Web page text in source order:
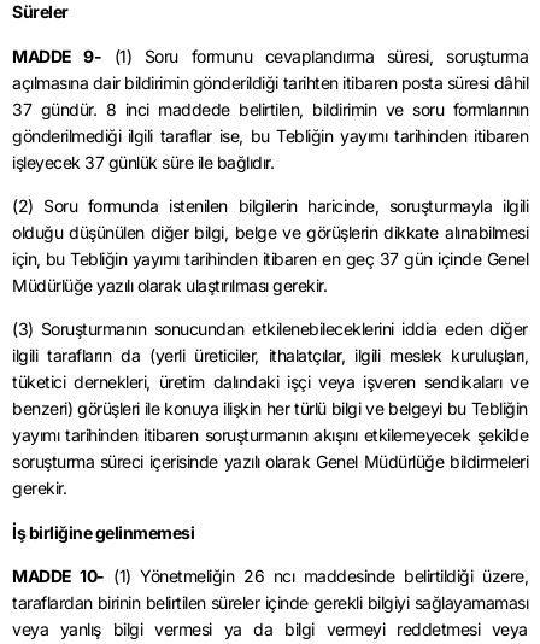
Süreler
MADDE 9- (1) Soru formunu cevaplandırma süresi, soruşturma
açılmasına dair bildirimin gönderildiği tarihten itibaren posta süresi dâhil
37 gündür. 8 inci maddede belirtilen, bildirimin ve soru formlarının
gönderilmediği ilgili taraflar ise, bu Tebliğin yayımı tarihinden itibaren
işleyecek 37 günlük süre ile bağlıdır.
(2) Soru formunda istenilen bilgilerin haricinde, soruşturmayla ilgili
olduğu düşünülen diğer bilgi, belge ve görüşlerin dikkate alınabilmesi
için, bu Tebliğin yayımı tarihinden itibaren en geç 37 gün içinde Genel
Müdürlüğe yazılı olarak ulaştırılması gerekir.
(3) Soruşturmanın sonucundan etkilenebileceklerini iddia eden diğer
ilgili tarafların da (yerli üreticiler, ithalatçılar, ilgili meslek kuruluşları,
tüketici dernekleri, üretim dalındaki işçi veya işveren sendikaları ve
benzeri) görüşleri ile konuya ilişkin her türlü bilgi ve belgeyi bu Tebliğin
yayımı tarihinden itibaren soruşturmanın akışını etkilemeyecek şekilde
soruşturma süreci içerisinde yazılı olarak Genel Müdürlüğe bildirmeleri
gerekir.
İş birliğine gelinmemesi
MADDE 10- (1) Yönetmeliğin 26 ncı maddesinde belirtildiği üzere,
taraflardan birinin belirtilen süreler içinde gerekli bilgiyi sağlayamaması
veya yanlış bilgi vermesi ya da bilgi vermeyi reddetmesi veya